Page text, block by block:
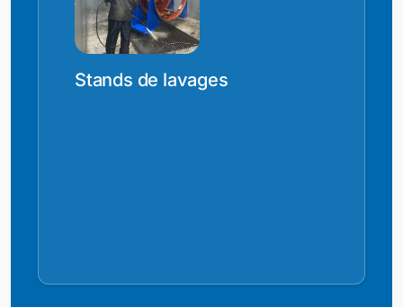
Stands de lavages
Etuves Ventilées
Dimensions 2500 x 2500 x
5000 mm
Contrôle et enregistrements
de la température